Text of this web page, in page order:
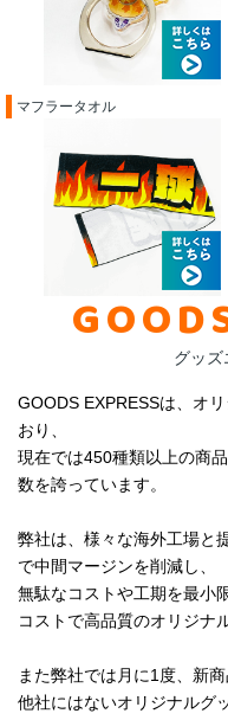
マフラータオル
グッズ
GOODS EXPRESSは、オ
おり、
現在では450種類以上の商
数を誇っています。
弊社は、様々な海外工場と
で中間マージンを削減し、
無駄なコストや工期を最小
コストで高品質のオリジナ
また弊社では月に1度、新商
他社にはないオリジナルグ